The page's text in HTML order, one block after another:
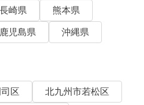
長崎県
熊本県
鹿児島県 沖縄県
区
北九州市若松区